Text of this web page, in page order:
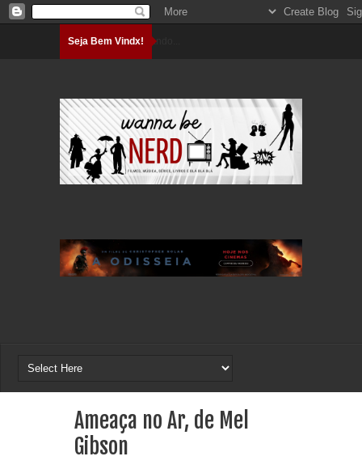
Seja Bem Vindx!Carregando...
Ameaça no Ar, de Mel
Gibson